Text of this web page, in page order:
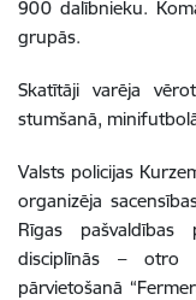
900 dalībnieku.
grupās.
Skatītāji varēja
stumšanā,
Valsts policijas
organizēja
Rīgas pašvaldības
disciplīnās – otro
pārvietošanā